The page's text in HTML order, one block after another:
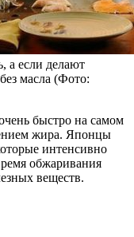
а если делают
масла (Фото:
быстро на самом
жира. Японцы
интенсивно
обжаривания
веществ.